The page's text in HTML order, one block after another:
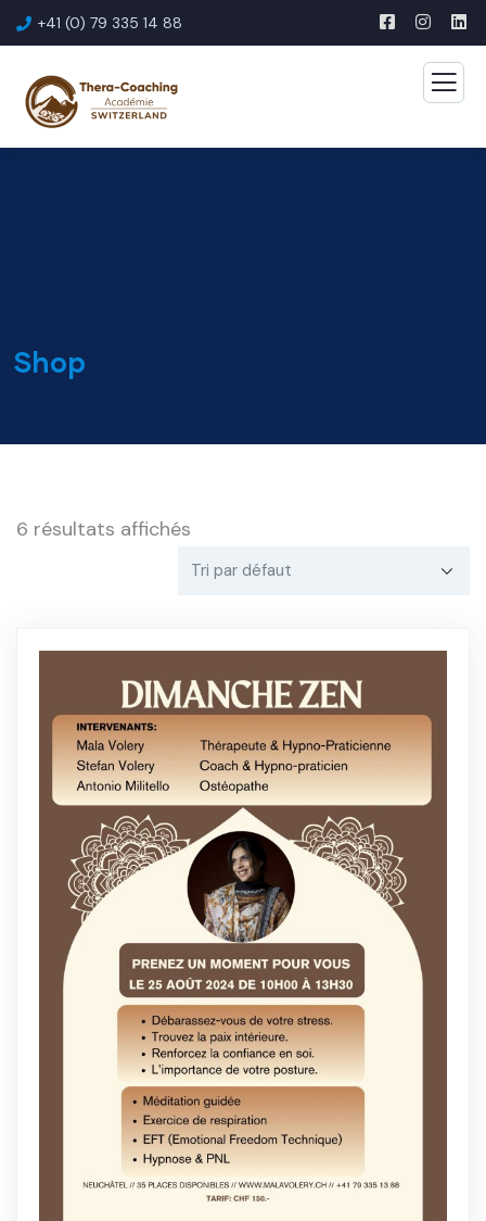
+41 (0) 79 335 14 88
Shop
6 résultats affichés